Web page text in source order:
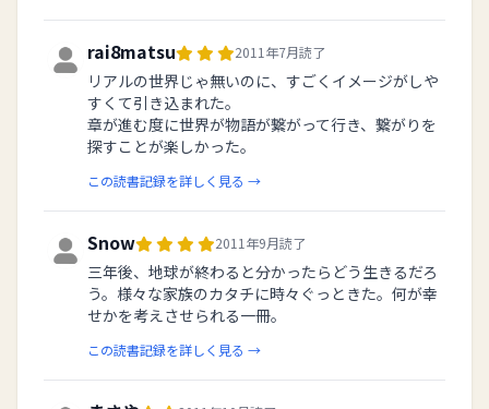
rai8matsu 2011年7月読了
リアルの世界じゃ無いのに、すごくイメージがしや
すくて引き込まれた。
章が進む度に世界が物語が繋がって行き、繋がりを
探すことが楽しかった。
この読書記録を詳しく見る →
Snow 2011年9月読了
三年後、地球が終わると分かったらどう生きるだろ
う。様々な家族のカタチに時々ぐっときた。何が幸
せかを考えさせられる一冊。
この読書記録を詳しく見る →